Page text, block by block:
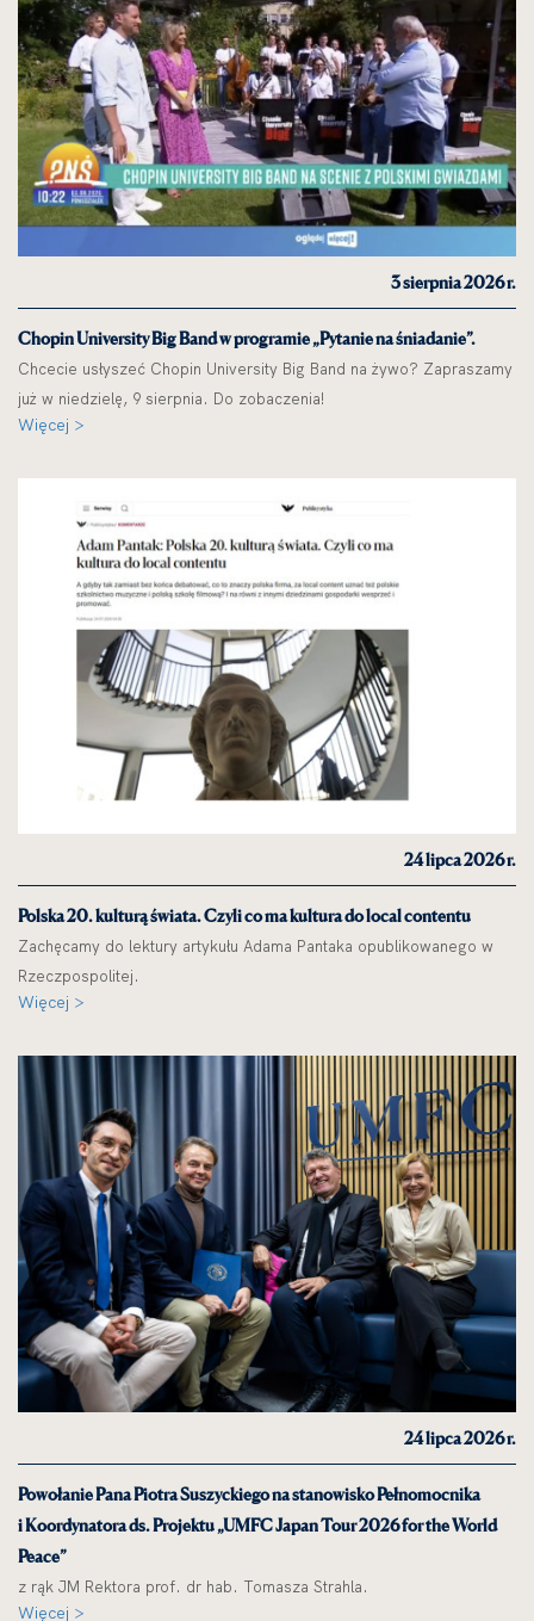
3 sierpnia 2026 r.
Chopin University Big Band w programie „Pytanie na śniadanie”.
Chcecie usłyszeć Chopin University Big Band na żywo? Zapraszamy
już w niedzielę, 9 sierpnia. Do zobaczenia!
Więcej >
24 lipca 2026 r.
Polska 20. kulturą świata. Czyli co ma kultura do local contentu
Zachęcamy do lektury artykułu Adama Pantaka opublikowanego w
Rzeczpospolitej.
Więcej >
24 lipca 2026 r.
Powołanie Pana Piotra Suszyckiego na stanowisko Pełnomocnika
i Koordynatora ds. Projektu „UMFC Japan Tour 2026 for the World
Peace”
z rąk JM Rektora prof. dr hab. Tomasza Strahla.
Więcej >